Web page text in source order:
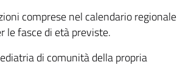
comprese nel calendario regionale
le fasce di età previste.
di comunità della propria